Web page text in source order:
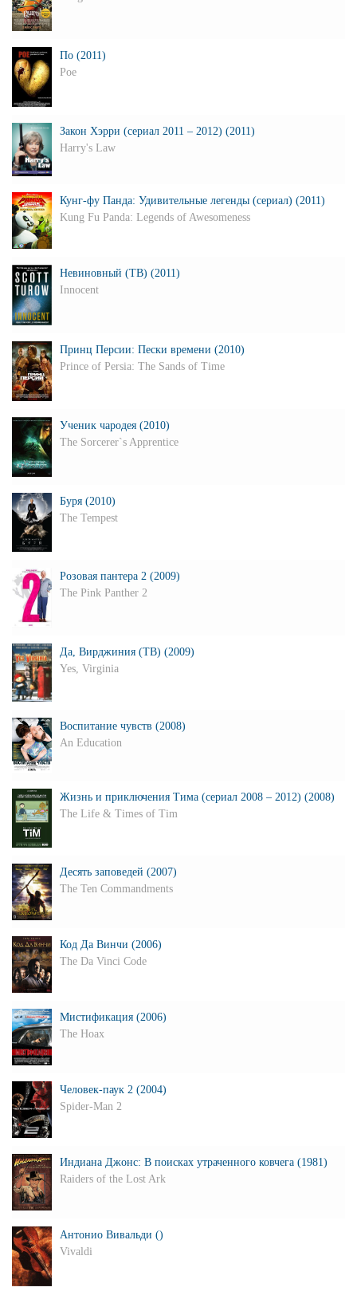
По (2011)
Poe
Закон Хэрри (сериал 2011 – 2012) (2011)
Harry's Law
Кунг-фу Панда: Удивительные легенды (сериал) (2011)
Kung Fu Panda: Legends of Awesomeness
Невиновный (ТВ) (2011)
Innocent
Принц Персии: Пески времени (2010)
Prince of Persia: The Sands of Time
Ученик чародея (2010)
The Sorcerer`s Apprentice
Буря (2010)
The Tempest
Розовая пантера 2 (2009)
The Pink Panther 2
Да, Вирджиния (ТВ) (2009)
Yes, Virginia
Воспитание чувств (2008)
An Education
Жизнь и приключения Тима (сериал 2008 – 2012) (2008)
The Life & Times of Tim
Десять заповедей (2007)
The Ten Commandments
Код Да Винчи (2006)
The Da Vinci Code
Мистификация (2006)
The Hoax
Человек-паук 2 (2004)
Spider-Man 2
Индиана Джонс: В поисках утраченного ковчега (1981)
Raiders of the Lost Ark
Антонио Вивальди ()
Vivaldi